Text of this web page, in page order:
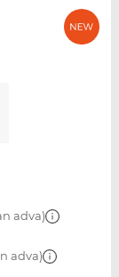
adva)
adva)